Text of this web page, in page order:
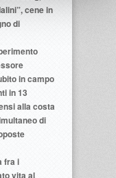
cene in
di
in campo
in 13
alla costa
di
fra i
vita al